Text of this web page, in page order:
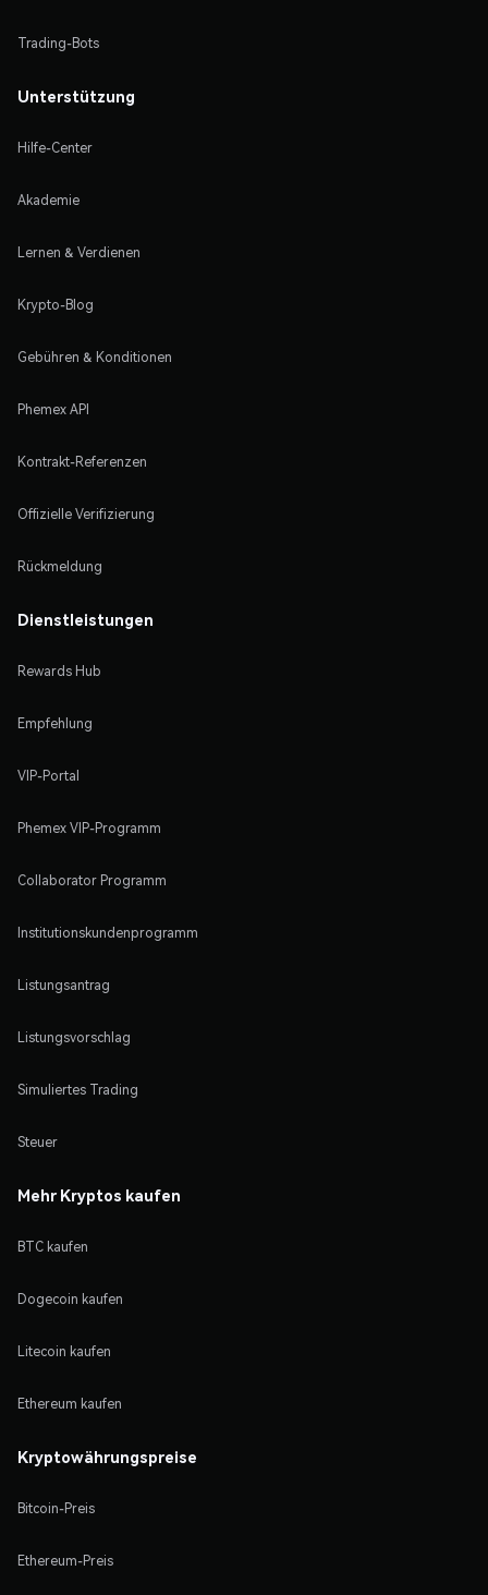
Trading-Bots
Unterstützung
Hilfe-Center
Akademie
Lernen & Verdienen
Krypto-Blog
Gebühren & Konditionen
Phemex API
Kontrakt-Referenzen
Offizielle Verifizierung
Rückmeldung
Dienstleistungen
Rewards Hub
Empfehlung
VIP-Portal
Phemex VIP-Programm
Collaborator Programm
Institutionskundenprogramm
Listungsantrag
Listungsvorschlag
Simuliertes Trading
Steuer
Mehr Kryptos kaufen
BTC kaufen
Dogecoin kaufen
Litecoin kaufen
Ethereum kaufen
Kryptowährungspreise
Bitcoin-Preis
Ethereum-Preis